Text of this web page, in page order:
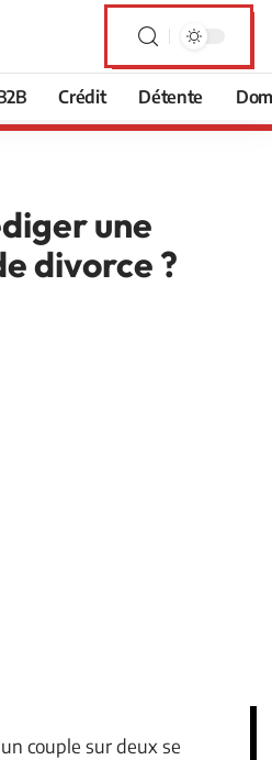
Crédit Détente
une
divorce ?
couple sur deux se